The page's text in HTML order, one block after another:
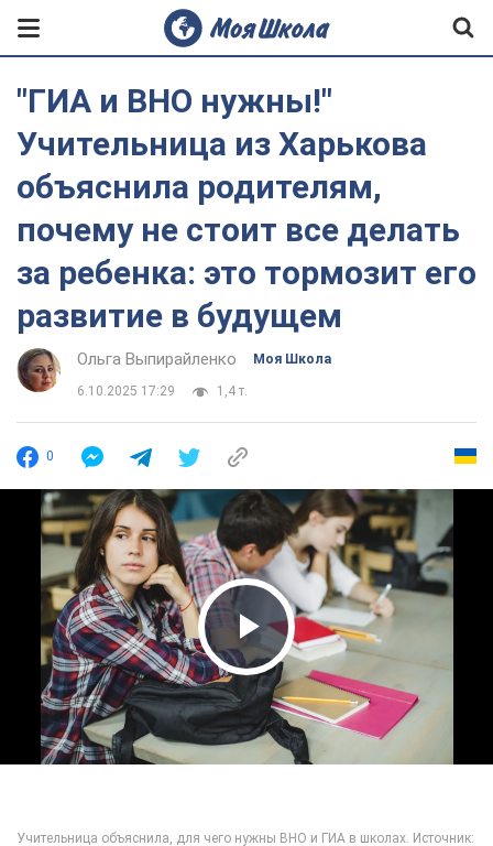
"ГИА и ВНО нужны!"
Учительница из Харькова
объяснила родителям,
почему не стоит все делать
за ребенка: это тормозит его
развитие в будущем
Ольга Выпирайленко Моя Школа
6.10.2025 17:29 1,4 т.
0
Play Video